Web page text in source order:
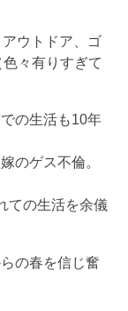
ウトドア、ゴ
々有りすぎて
の生活も10年
のゲス不倫。
ての生活を余儀
の春を信じ奮